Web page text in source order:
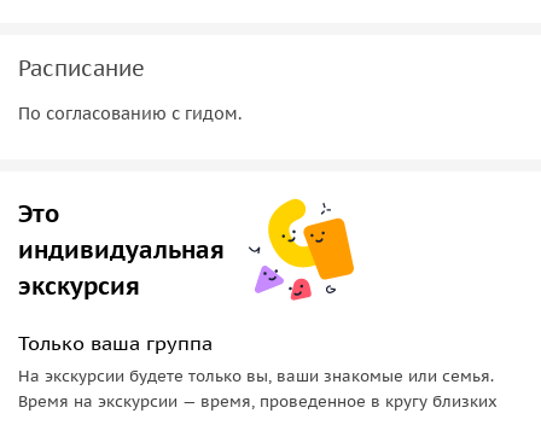
туристами — это самая известная площадь нашего города.
Неприглядная, грязная, криминальная. Как раз для съёмок
•Шойненфиртель
(Сарайный квартал). Сегодня — модный,
хипстерский. А тогда — бандитский рай, еврейское гетто
без ворот и заборов, место полицейского террора времён
событий «Кровавого мая». Район прекрасной архитектуры
сверкающего модерна «золотых 20-х».
Попутно я коротко расскажу вам о некоторых интересных
Расписание
По согласованию с гидом.
Это
индивидуальная
экскурсия
Только ваша группа
На экскурсии будете только вы, ваши знакомые или семья.
Время на экскурсии — время, проведенное в кругу близких